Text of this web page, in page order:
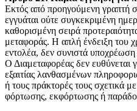
Eκτός από προηγούμενη γραπτή
εγγυάται ούτε συγκεκριμένη
καθορισμένη σειρά
μεταφοράς. Η απλή ένδειξη του
εντολέα, δεν συνιστά υποχρέωση
Ο Διαμεταφορέας δεν ευθύνεται
εξαιτίας λανθασμένων
ή τους πράκτορές τους σχετικά
φόρτωσης, εκφόρτωσης ή